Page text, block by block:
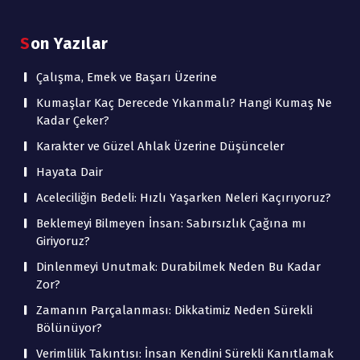
Son Yazılar
Çalışma, Emek ve Başarı Üzerine
Kumaşlar Kaç Derecede Yıkanmalı? Hangi Kumaş Ne
Kadar Çeker?
Karakter ve Güzel Ahlak Üzerine Düşünceler
Hayata Dair
Aceleciliğin Bedeli: Hızlı Yaşarken Neleri Kaçırıyoruz?
Beklemeyi Bilmeyen İnsan: Sabırsızlık Çağına mı
Giriyoruz?
Dinlenmeyi Unutmak: Durabilmek Neden Bu Kadar
Zor?
Zamanın Parçalanması: Dikkatimiz Neden Sürekli
Bölünüyor?
Verimlilik Takıntısı: İnsan Kendini Sürekli Kanıtlamak